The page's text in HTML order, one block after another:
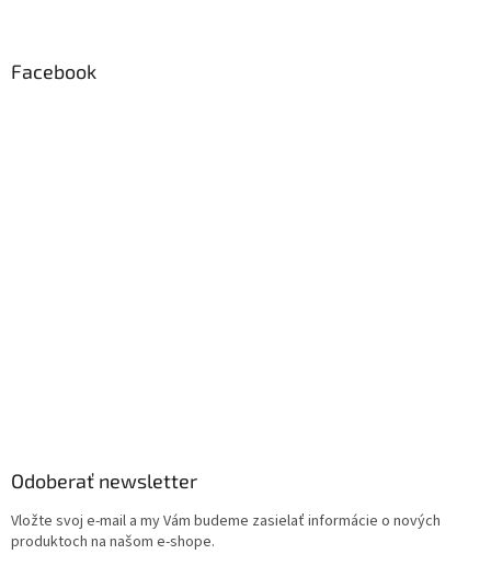
Facebook
Odoberať newsletter
Vložte svoj e-mail a my Vám budeme zasielať informácie o nových
produktoch na našom e-shope.